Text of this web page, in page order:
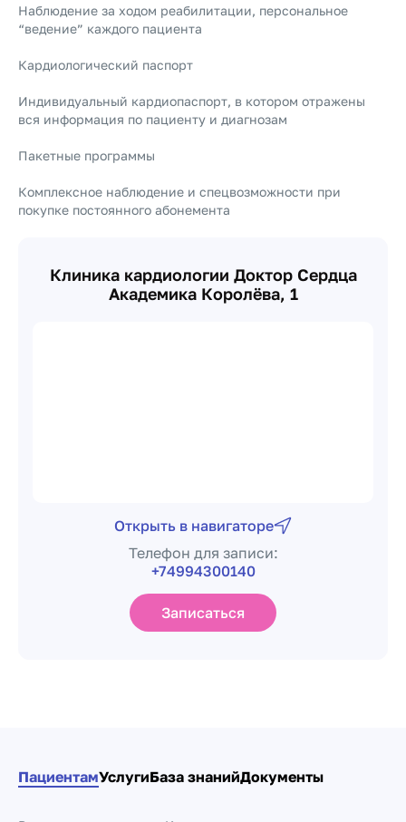
Наблюдение за ходом реабилитации, персональное
“ведение” каждого пациента
Кардиологический паспорт
Индивидуальный кардиопаспорт, в котором отражены
вся информация по пациенту и диагнозам
Пакетные программы
Комплексное наблюдение и спецвозможности при
покупке постоянного абонемента
Клиника кардиологии Доктор Сердца
Академика Королёва, 1
Открыть в навигаторе
Телефон для записи:
+74994300140
Записаться
ПациентамУслугиБаза знанийДокументы